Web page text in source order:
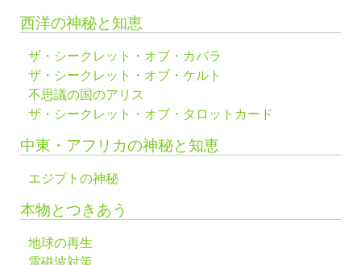
西洋の神秘と知恵
ザ・シークレット・オブ・カバラ
ザ・シークレット・オブ・ケルト
不思議の国のアリス
ザ・シークレット・オブ・タロットカード
中東・アフリカの神秘と知恵
エジプトの神秘
本物とつきあう
地球の再生
電磁波対策